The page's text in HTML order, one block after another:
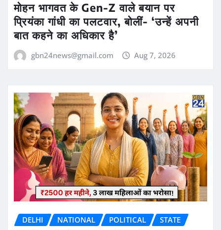
मोहन भागवत के Gen-Z वाले बयान पर
प्रियंका गांधी का पलटवार, बोलीं- ‘उन्हें अपनी
बात कहने का अधिकार है’
gbn24news@gmail.com Aug 7, 2026
DELHI NATIONAL POLITICAL STATE